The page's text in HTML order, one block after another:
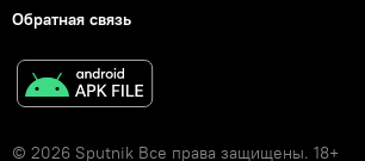
Обратная связь
© 2026 Sputnik Все права защищены. 18+